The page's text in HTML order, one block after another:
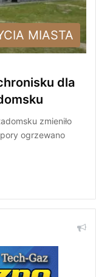
MIASTA
dla
zmieniło
ogrzewano